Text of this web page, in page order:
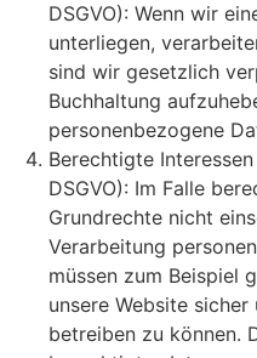
DSGVO): Wenn wir
unterliegen,
sind wir gesetzlich
Buchhaltung
personenbezogene
Berechtigte
DSGVO): Im Falle
Grundrechte nicht
Verarbeitung
müssen zum Beispiel
unsere Website
betreiben zu können.